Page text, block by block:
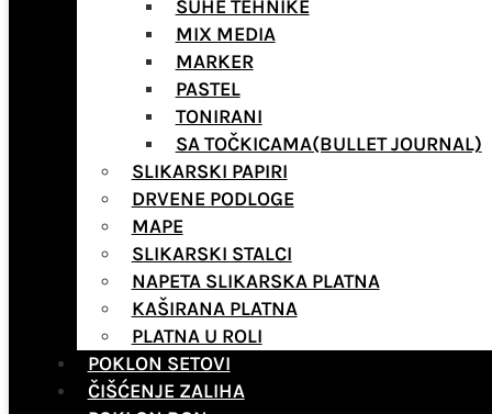
SUHE TEHNIKE
MIX MEDIA
MARKER
PASTEL
TONIRANI
SA TOČKICAMA(BULLET JOURNAL)
SLIKARSKI PAPIRI
DRVENE PODLOGE
MAPE
SLIKARSKI STALCI
NAPETA SLIKARSKA PLATNA
KAŠIRANA PLATNA
PLATNA U ROLI
POKLON SETOVI
ČIŠĆENJE ZALIHA